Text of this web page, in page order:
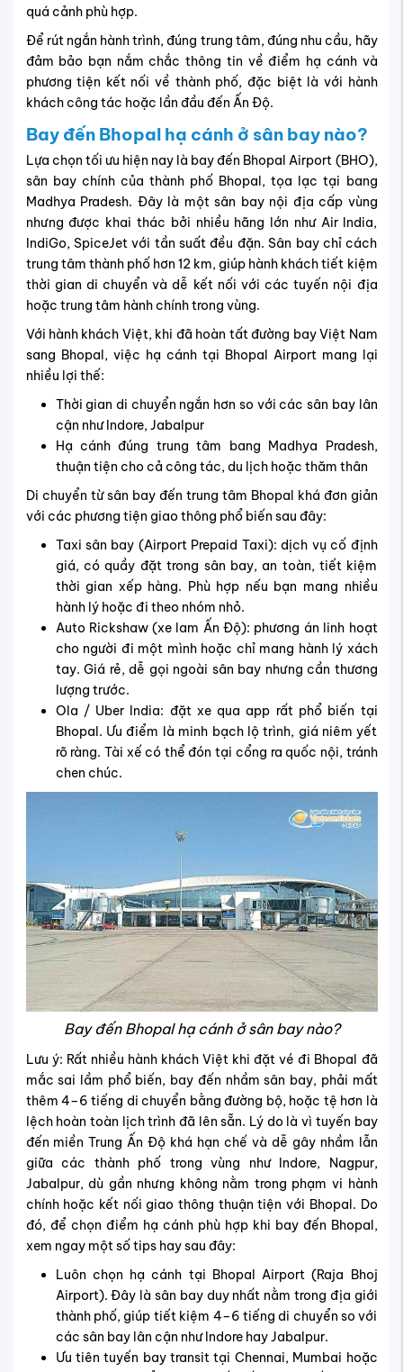
quá cảnh phù hợp.
Để rút ngắn hành trình, đúng trung tâm, đúng nhu cầu, hãy
đảm bảo bạn nắm chắc thông tin về điểm hạ cánh và
phương tiện kết nối về thành phố, đặc biệt là với hành
khách công tác hoặc lần đầu đến Ấn Độ.
Bay đến Bhopal hạ cánh ở sân bay nào?
Lựa chọn tối ưu hiện nay là bay đến Bhopal Airport (BHO),
sân bay chính của thành phố Bhopal, tọa lạc tại bang
Madhya Pradesh. Đây là một sân bay nội địa cấp vùng
nhưng được khai thác bởi nhiều hãng lớn như Air India,
IndiGo, SpiceJet với tần suất đều đặn. Sân bay chỉ cách
trung tâm thành phố hơn 12 km, giúp hành khách tiết kiệm
thời gian di chuyển và dễ kết nối với các tuyến nội địa
hoặc trung tâm hành chính trong vùng.
Với hành khách Việt, khi đã hoàn tất đường bay Việt Nam
sang Bhopal, việc hạ cánh tại Bhopal Airport mang lại
nhiều lợi thế:
Thời gian di chuyển ngắn hơn so với các sân bay lân
cận như Indore, Jabalpur
Hạ cánh đúng trung tâm bang Madhya Pradesh,
thuận tiện cho cả công tác, du lịch hoặc thăm thân
Di chuyển từ sân bay đến trung tâm Bhopal khá đơn giản
với các phương tiện giao thông phổ biến sau đây:
Taxi sân bay (Airport Prepaid Taxi): dịch vụ cố định
giá, có quầy đặt trong sân bay, an toàn, tiết kiệm
thời gian xếp hàng. Phù hợp nếu bạn mang nhiều
hành lý hoặc đi theo nhóm nhỏ.
Auto Rickshaw (xe lam Ấn Độ): phương án linh hoạt
cho người đi một mình hoặc chỉ mang hành lý xách
tay. Giá rẻ, dễ gọi ngoài sân bay nhưng cần thương
lượng trước.
Ola / Uber India: đặt xe qua app rất phổ biến tại
Bhopal. Ưu điểm là minh bạch lộ trình, giá niêm yết
rõ ràng. Tài xế có thể đón tại cổng ra quốc nội, tránh
chen chúc.
Bay đến Bhopal hạ cánh ở sân bay nào?
Lưu ý: Rất nhiều hành khách Việt khi đặt vé đi Bhopal đã
mắc sai lầm phổ biến, bay đến nhầm sân bay, phải mất
thêm 4–6 tiếng di chuyển bằng đường bộ, hoặc tệ hơn là
lệch hoàn toàn lịch trình đã lên sẵn. Lý do là vì tuyến bay
đến miền Trung Ấn Độ khá hạn chế và dễ gây nhầm lẫn
giữa các thành phố trong vùng như Indore, Nagpur,
Jabalpur, dù gần nhưng không nằm trong phạm vi hành
chính hoặc kết nối giao thông thuận tiện với Bhopal. Do
đó, để chọn điểm hạ cánh phù hợp khi bay đến Bhopal,
xem ngay một số tips hay sau đây:
Luôn chọn hạ cánh tại Bhopal Airport (Raja Bhoj
Airport). Đây là sân bay duy nhất nằm trong địa giới
thành phố, giúp tiết kiệm 4–6 tiếng di chuyển so với
các sân bay lân cận như Indore hay Jabalpur.
Ưu tiên tuyến bay transit tại Chennai, Mumbai hoặc